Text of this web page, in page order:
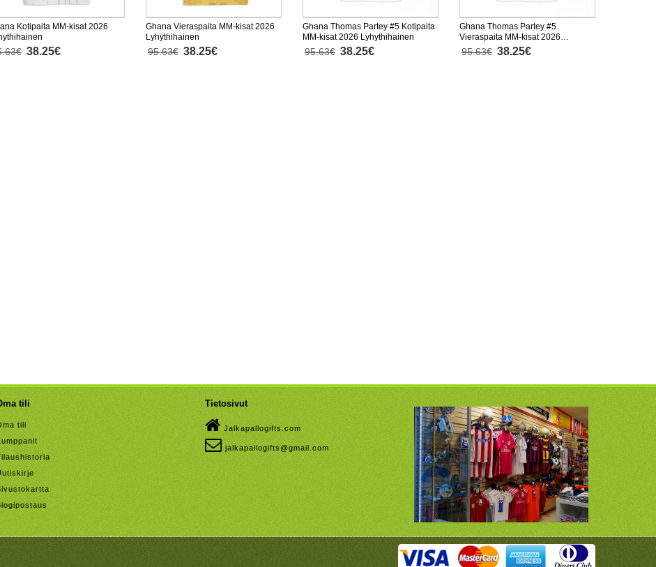
Kotipaita MM-kisat 2026
38.25€
Ghana Vieraspaita MM-kisat 2026
Lyhythihainen
95.63€ 38.25€
Ghana Thomas Partey #5 Kotipaita
MM-kisat 2026 Lyhythihainen
95.63€ 38.25€
Ghana Thomas Partey #5
Vieraspaita MM-kisat 2026
Lyhythihainen
95.63€ 38.25€
tili
tili
Tietosivut
Jalkapallogifts.com
jalkapallogifts@gmail.com